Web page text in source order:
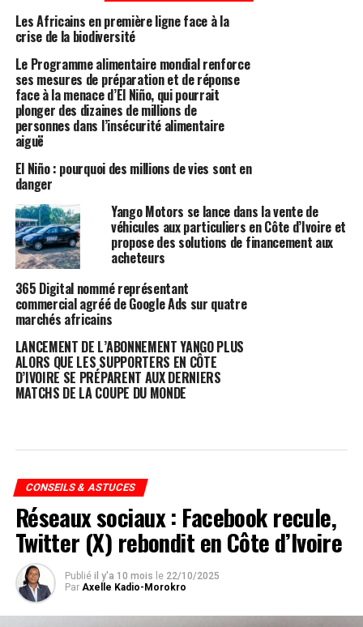
Les Africains en première ligne face à la
crise de la biodiversité
Le Programme alimentaire mondial renforce
ses mesures de préparation et de réponse
face à la menace d’El Niño, qui pourrait
plonger des dizaines de millions de
personnes dans l’insécurité alimentaire
aiguë
El Niño : pourquoi des millions de vies sont en
danger
Yango Motors se lance dans la vente de
véhicules aux particuliers en Côte d’Ivoire et
propose des solutions de financement aux
acheteurs
365 Digital nommé représentant
commercial agréé de Google Ads sur quatre
marchés africains
LANCEMENT DE L’ABONNEMENT YANGO PLUS
ALORS QUE LES SUPPORTERS EN CÔTE
D’IVOIRE SE PRÉPARENT AUX DERNIERS
MATCHS DE LA COUPE DU MONDE
CONSEILS & ASTUCES
Réseaux sociaux : Facebook recule,
Twitter (X) rebondit en Côte d’Ivoire
Publié il y'a 10 mois le 22/10/2025
Par Axelle Kadio-Morokro